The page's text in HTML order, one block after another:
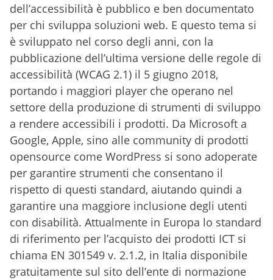
dell’accessibilità è pubblico e ben documentato
per chi sviluppa soluzioni web. E questo tema si
è sviluppato nel corso degli anni, con la
pubblicazione dell’ultima versione delle regole di
accessibilità (WCAG 2.1) il 5 giugno 2018,
portando i maggiori player che operano nel
settore della produzione di strumenti di sviluppo
a rendere accessibili i prodotti. Da Microsoft a
Google, Apple, sino alle community di prodotti
opensource come WordPress si sono adoperate
per garantire strumenti che consentano il
rispetto di questi standard, aiutando quindi a
garantire una maggiore inclusione degli utenti
con disabilità. Attualmente in Europa lo standard
di riferimento per l’acquisto dei prodotti ICT si
chiama EN 301549 v. 2.1.2, in Italia disponibile
gratuitamente sul sito dell’ente di normazione